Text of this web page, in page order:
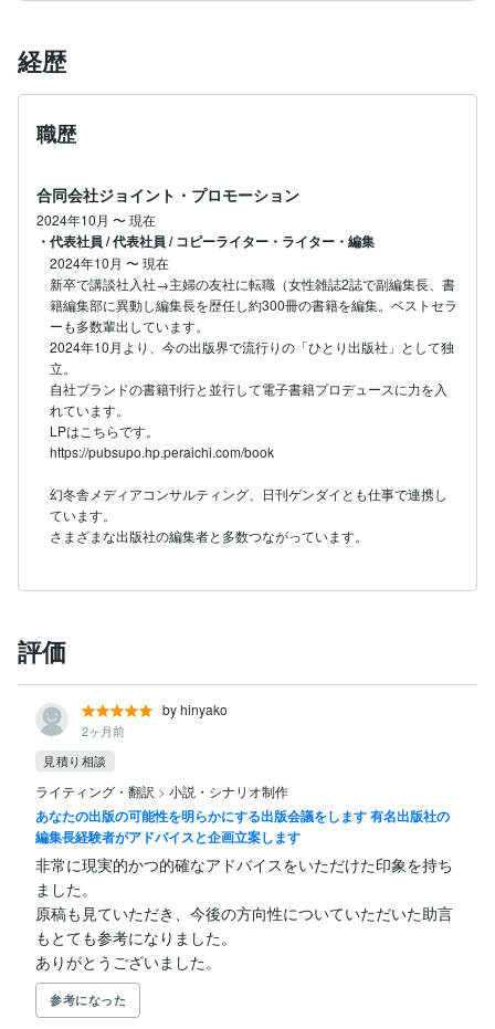
経歴
職歴
合同会社ジョイント・プロモーション
2024年10月 〜現在
・代表社員 / 代表社員 / コピーライター・ライター・編集
2024年10月 〜現在
新卒で講談社入社→主婦の友社に転職（女性雑誌2誌で副編集長、書
籍編集部に異動し編集長を歴任し約300冊の書籍を編集。ベストセラ
ーも多数輩出しています。
2024年10月より、今の出版界で流行りの「ひとり出版社」として独
立。
自社ブランドの書籍刊行と並行して電子書籍プロデュースに力を入
れています。
LPはこちらです。
https://pubsupo.hp.peraichi.com/book
幻冬舎メディアコンサルティング、日刊ゲンダイとも仕事で連携し
ています。
さまざまな出版社の編集者と多数つながっています。
評価
by hinyako
2ヶ月前
見積り相談
ライティング・翻訳 > 小説・シナリオ制作
あなたの出版の可能性を明らかにする出版会議をします 有名出版社の
編集長経験者がアドバイスと企画立案します
非常に現実的かつ的確なアドバイスをいただけた印象を持ち
ました。
原稿も見ていただき、今後の方向性についていただいた助言
もとても参考になりました。
ありがとうございました。
参考になった